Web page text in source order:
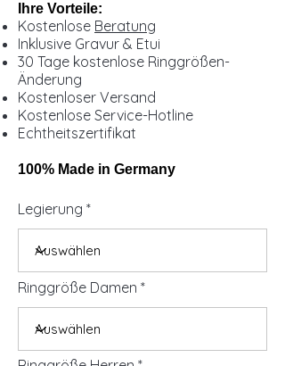
Ihre Vorteile:
Kostenlose Beratung
Inklusive Gravur & Etui
30 Tage kostenlose Ringgrößen-
Änderung
Kostenloser Versand
Kostenlose Service-Hotline
Echtheitszertifikat
100% Made in Germany
Legierung
Ringgröße Damen